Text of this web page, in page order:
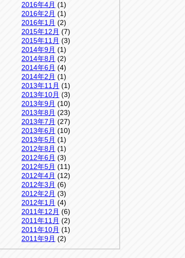
2016年4月 (1)
2016年2月 (1)
2016年1月 (2)
2015年12月 (7)
2015年11月 (3)
2014年9月 (1)
2014年8月 (2)
2014年6月 (4)
2014年2月 (1)
2013年11月 (1)
2013年10月 (3)
2013年9月 (10)
2013年8月 (23)
2013年7月 (27)
2013年6月 (10)
2013年5月 (1)
2012年8月 (1)
2012年6月 (3)
2012年5月 (11)
2012年4月 (12)
2012年3月 (6)
2012年2月 (3)
2012年1月 (4)
2011年12月 (6)
2011年11月 (2)
2011年10月 (1)
2011年9月 (2)